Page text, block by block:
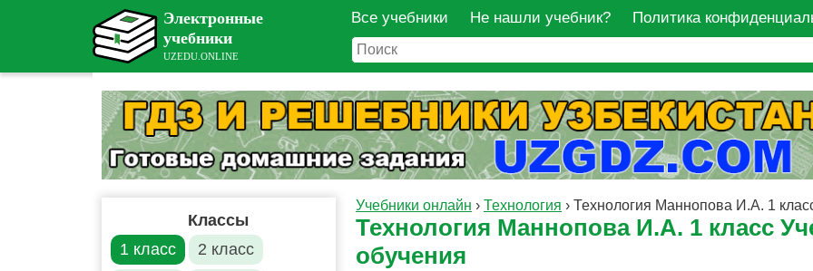
Все учебники Не нашли учебник? Политика
Классы
1 класс
2 класс
Учебники онлайн › Технология › Технология Маннопова И.А. 1
Технология Маннопова И.А. 1 класс
обучения